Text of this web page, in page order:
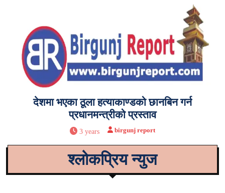
देशमा भएका ठूला हत्याकाण्डको छानबिन गर्न
प्रधानमन्त्रीको प्रस्ताव
3 years birgunj report
श्लोकप्रिय न्युज